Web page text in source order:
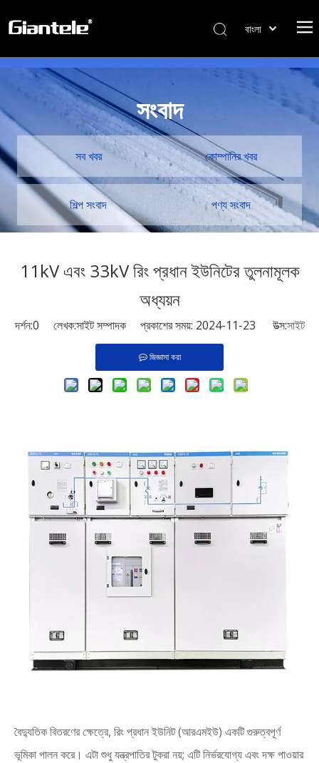
বাংলা
Tiếng Việt
Italiano
Español
Pусский
Français
العربية
简体中文
English
সংবাদ
সব খবর কোম্পানির খবর
শিল্প সংবাদ পণ্য সংবাদ
11kV এবং 33kV রিং প্রধান ইউনিটের তুলনামূলক
অধ্যয়ন
দর্শন:0 লেখক:সাইট সম্পাদক প্রকাশের সময়: 2024-11-23 উত্স:সাইট
জিজ্ঞাসা করা
বৈদ্যুতিক বিতরণের ক্ষেত্রে, রিং প্রধান ইউনিট (আরএমইউ) একটি গুরুত্বপূর্ণ
ভূমিকা পালন করে। এটা শুধু যন্ত্রপাতির টুকরা নয়; এটি নির্ভরযোগ্য এবং দক্ষ পাওয়ার